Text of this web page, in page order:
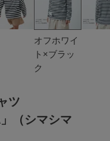
オフホワイ
ト×ブラッ
ク
ツ
（シマシマ